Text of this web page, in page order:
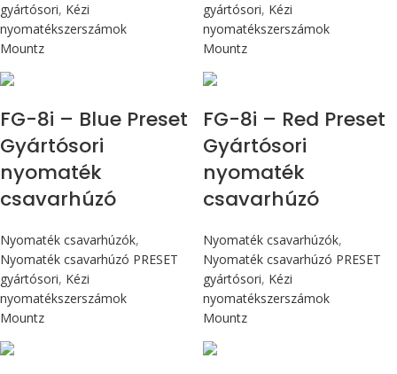
gyártósori, Kézi
nyomatékszerszámok
Mountz
gyártósori, Kézi
nyomatékszerszámok
Mountz
FG-8i – Blue Preset
Gyártósori
nyomaték
csavarhúzó
Nyomaték csavarhúzók,
Nyomaték csavarhúzó PRESET
gyártósori, Kézi
nyomatékszerszámok
Mountz
FG-8i – Red Preset
Gyártósori
nyomaték
csavarhúzó
Nyomaték csavarhúzók,
Nyomaték csavarhúzó PRESET
gyártósori, Kézi
nyomatékszerszámok
Mountz